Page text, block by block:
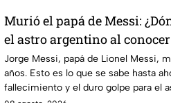
Murió el papá de Messi:
el astro argentino al
Jorge Messi, papá de Lionel Messi,
años. Esto es lo que se sabe hasta
fallecimiento y el duro golpe para el